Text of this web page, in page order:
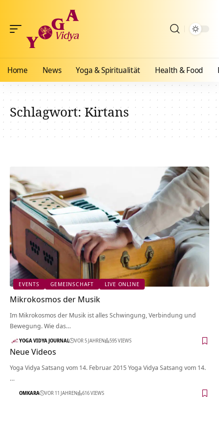
Home News Yoga & Spiritualität Health & Food
Schlagwort:Kirtans
EVENTS GEMEINSCHAFT LIVE ONLINE
Mikrokosmos der Musik
Im Mikrokosmos der Musik ist alles Schwingung, Verbindung und
Bewegung. Wie das…
YOGA VIDYA JOURNAL VOR 5 JAHREN 595 VIEWS
Neue Videos
Yoga Vidya Satsang vom 14. Februar 2015 Yoga Vidya Satsang vom 14.
…
OMKARA VOR 11 JAHREN 616 VIEWS